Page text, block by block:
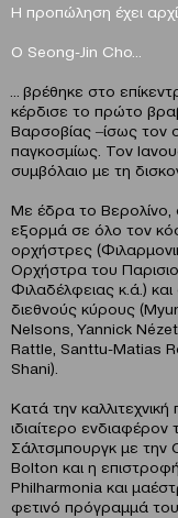
Η προπώληση έχει
Ο Seong-Jin Cho
… βρέθηκε στο
κέρδισε το πρώτο
Βαρσοβίας ‒ίσως τον
παγκοσμίως. Τον
συμβόλαιο με τη
Με έδρα το Βερολίνο,
εξορμά σε όλο τον
ορχήστρες
Ορχήστρα του
Φιλαδέλφειας κ.ά.)
διεθνούς κύρους
Nelsons, Yannick
Rattle, Santtu-Matias
Shani).
Κατά την
ιδιαίτερο
Σάλτσμπουργκ με
Bolton και η
Philharmonia και
φετινό πρόγραμμά